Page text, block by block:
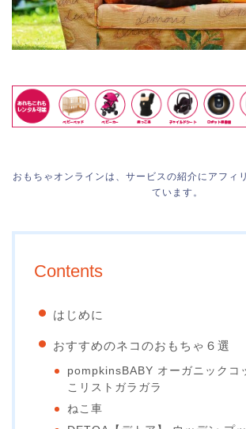
おもちゃオンラインは、サービスの紹介にアフィ
ています。
Contents
はじめに
おすすめのネコのおもちゃ６選
pompkinsBABY オーガニックコ
こリストガラガラ
ねこ車